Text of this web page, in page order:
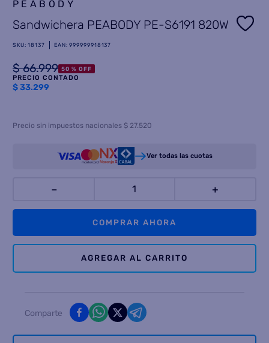
PEABODY
Sandwichera PEABODY PE-S6191 820W
SKU:18137 EAN:999999918137
$ 66.999 50 % OFF
PRECIO CONTADO
$33.299
Precio sin impuestos nacionales $ 27.520
Ver todas las cuotas
＋
－
COMPRAR AHORA
AGREGAR AL CARRITO
Comparte
8. termotanque